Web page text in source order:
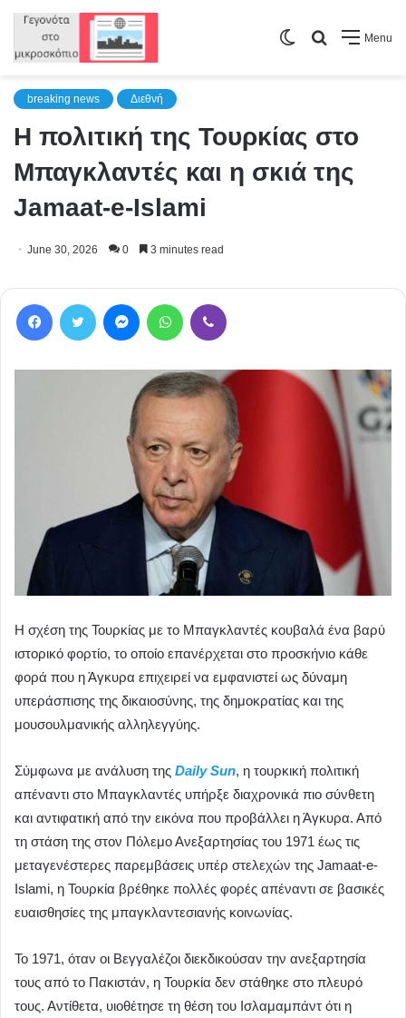
Menu
Search
Switch
breaking news Διεθνή
Η πολιτική της Τουρκίας στο
Μπαγκλαντές και η σκιά της
Jamaat-e-Islami
June 30, 2026 0 3 minutes read
Η σχέση της Τουρκίας με το Μπαγκλαντές κουβαλά ένα βαρύ
ιστορικό φορτίο, το οποίο επανέρχεται στο προσκήνιο κάθε
φορά που η Άγκυρα επιχειρεί να εμφανιστεί ως δύναμη
υπεράσπισης της δικαιοσύνης, της δημοκρατίας και της
μουσουλμανικής αλληλεγγύης.
Σύμφωνα με ανάλυση της Daily Sun, η τουρκική πολιτική
απέναντι στο Μπαγκλαντές υπήρξε διαχρονικά πιο σύνθετη
και αντιφατική από την εικόνα που προβάλλει η Άγκυρα. Από
τη στάση της στον Πόλεμο Ανεξαρτησίας του 1971 έως τις
μεταγενέστερες παρεμβάσεις υπέρ στελεχών της Jamaat-e-
Islami, η Τουρκία βρέθηκε πολλές φορές απέναντι σε βασικές
ευαισθησίες της μπαγκλαντεσιανής κοινωνίας.
Το 1971, όταν οι Βεγγαλέζοι διεκδικούσαν την ανεξαρτησία
τους από το Πακιστάν, η Τουρκία δεν στάθηκε στο πλευρό
τους. Αντίθετα, υιοθέτησε τη θέση του Ισλαμαμπάντ ότι η